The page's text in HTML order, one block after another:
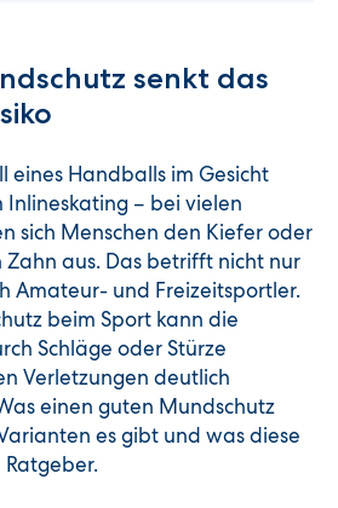
senkt das
eines Handballs im Gesicht
Inlineskating – bei vielen
sich Menschen den Kiefer oder
Zahn aus. Das betrifft nicht nur
Amateur- und Freizeitsportler.
beim Sport kann die
Schläge oder Stürze
Verletzungen deutlich
einen guten Mundschutz
es gibt und was diese
Ratgeber.